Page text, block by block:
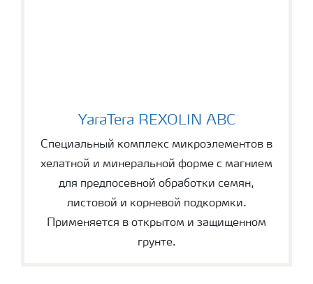
YaraTera REXOLIN ABC
YaraTera REXOLIN ABC
Специальный комплекс микроэлементов в
хелатной и минеральной форме с магнием
для предпосевной обработки семян,
листовой и корневой подкормки.
Применяется в открытом и защищенном
грунте.